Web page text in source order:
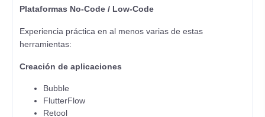
Plataformas No-Code / Low-Code
Experiencia práctica en al menos varias de estas
herramientas:
Creación de aplicaciones
Bubble
FlutterFlow
Retool